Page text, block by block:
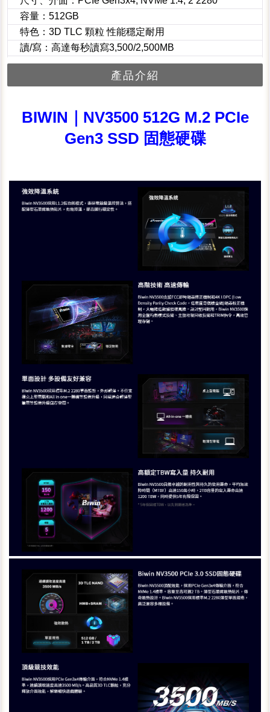
容量：512GB
特色：3D TLC 顆粒 性能穩定耐用
讀/寫：高達每秒讀寫3,500/2,500MB
產品介紹
BIWIN｜NV3500 512G M.2 PCIe
Gen3 SSD 固態硬碟